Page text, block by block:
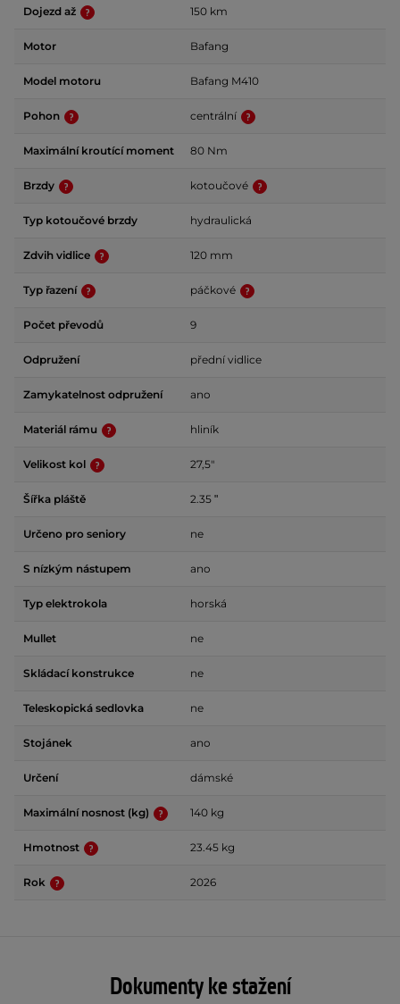
Dojezd až 150 km
Motor Bafang
Model motoru Bafang M410
Pohon centrální
Maximální kroutící moment 80 Nm
Brzdy kotoučové
Typ kotoučové brzdy hydraulická
Zdvih vidlice 120 mm
Typ řazení páčkové
Počet převodů 9
Odpružení přední vidlice
Zamykatelnost odpružení ano
Materiál rámu hliník
Velikost kol 27,5"
Šířka pláště 2.35 ʺ
Určeno pro seniory ne
S nízkým nástupem ano
Typ elektrokola horská
Mullet ne
Skládací konstrukce ne
Teleskopická sedlovka ne
Stojánek ano
Určení dámské
Maximální nosnost (kg) 140 kg
Hmotnost 23.45 kg
Rok 2026
Dokumenty ke stažení